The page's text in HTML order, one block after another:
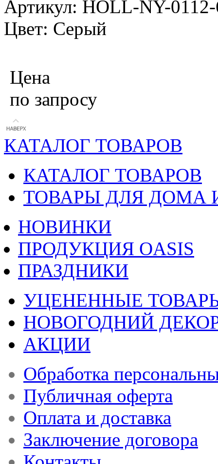
Артикул: HOLL-NY-
Цвет: Серый
Цена
по запросу
КАТАЛОГ ТОВАРОВ
КАТАЛОГ ТОВАРОВ
ТОВАРЫ ДЛЯ ДОМА
НОВИНКИ
ПРОДУКЦИЯ OASIS
ПРАЗДНИКИ
УЦЕНЕННЫЕ
НОВОГОДНИЙ
АКЦИИ
Обработка
Публичная оферта
Оплата и доставка
Заключение договора